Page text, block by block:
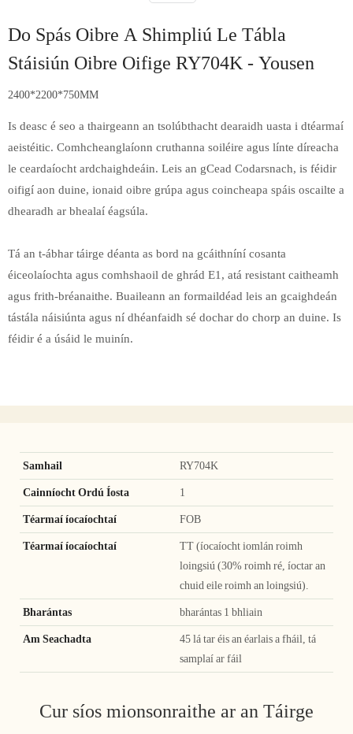
Do Spás Oibre A Shimpliú Le Tábla
Stáisiún Oibre Oifige RY704K - Yousen
2400*2200*750MM
Is deasc é seo a thairgeann an tsolúbthacht dearaidh uasta i dtéarmaí
aeistéitic. Comhcheanglaíonn cruthanna soiléire agus línte díreacha
le ceardaíocht ardchaighdeáin. Leis an gCead Codarsnach, is féidir
oifigí aon duine, ionaid oibre grúpa agus coincheapa spáis oscailte a
dhearadh ar bhealaí éagsúla.
Tá an t-ábhar táirge déanta as bord na gcáithníní cosanta
éiceolaíochta agus comhshaoil ​​de ghrád E1, atá resistant caitheamh
agus frith-bréanaithe. Buaileann an formaildéad leis an gcaighdeán
tástála náisiúnta agus ní dhéanfaidh sé dochar do chorp an duine. Is
féidir é a úsáid le muinín.
Samhail RY704K
Cainníocht Ordú Íosta 1
Téarmaí íocaíochtaí FOB
Téarmaí íocaíochtaí
TT (íocaíocht iomlán roimh
loingsiú (30% roimh ré, íoctar an
chuid eile roimh an loingsiú).
Bharántas bharántas 1 bhliain
Am Seachadta
45 lá tar éis an éarlais a fháil, tá
samplaí ar fáil
Cur síos mionsonraithe ar an Táirge